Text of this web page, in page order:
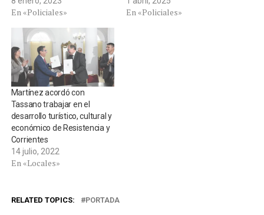
En «Policiales» En «Policiales»
Martínez acordó con
Tassano trabajar en el
desarrollo turístico, cultural y
económico de Resistencia y
Corrientes
14 julio, 2022
En «Locales»
RELATED TOPICS: PORTADA